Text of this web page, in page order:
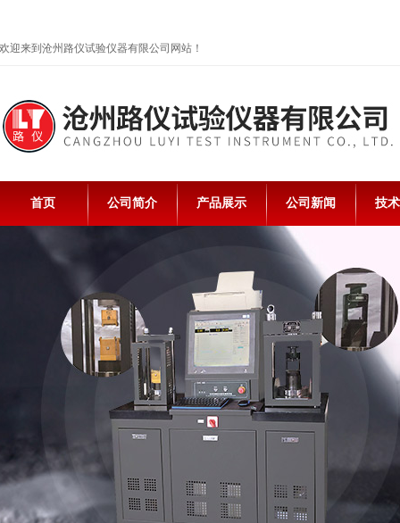
欢迎来到沧州路仪试验仪器有限公司网站！
首页 公司简介 产品展示 公司新闻 技